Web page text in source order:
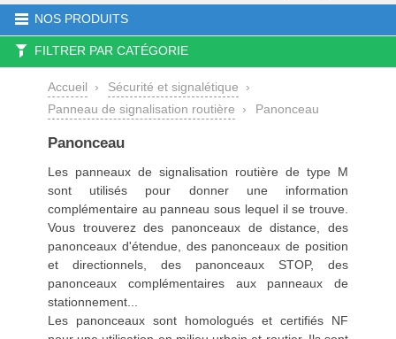
NOS PRODUITS
FILTRER PAR CATÉGORIE
Accueil › Sécurité et signalétique
›
Panneau de signalisation routière
› Panonceau
Panonceau
Les panneaux de signalisation routière de type M
sont utilisés pour donner une information
complémentaire au panneau sous lequel il se trouve.
Vous trouverez des panonceaux de distance, des
panonceaux d'étendue, des panonceaux de position
et directionnels, des panonceaux STOP, des
panonceaux complémentaires aux panneaux de
stationnement...
Les panonceaux sont homologués et certifiés NF